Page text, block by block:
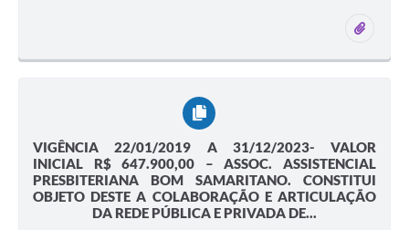
VIGÊNCIA 22/01/2019 A 31/12/2023- VALOR
INICIAL R$ 647.900,00 – ASSOC. ASSISTENCIAL
PRESBITERIANA BOM SAMARITANO. CONSTITUI
OBJETO DESTE A COLABORAÇÃO E ARTICULAÇÃO
DA REDE PÚBLICA E PRIVADA DE...